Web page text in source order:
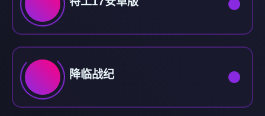
降临战纪